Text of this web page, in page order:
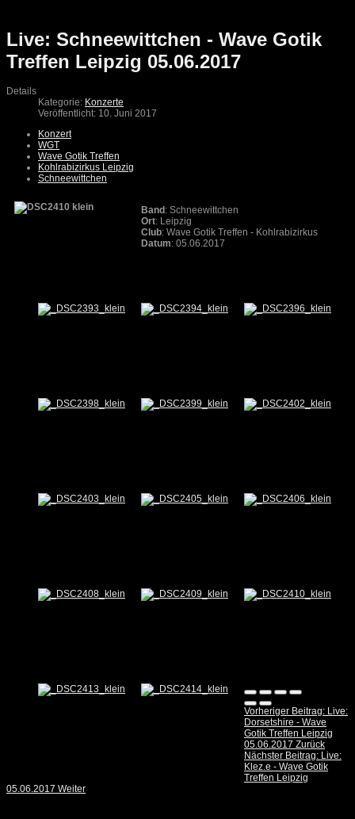
Live: Schneewittchen - Wave Gotik
Treffen Leipzig 05.06.2017
Details
Kategorie: Konzerte
Veröffentlicht: 10. Juni 2017
Konzert
WGT
Wave Gotik Treffen
Kohlrabizirkus Leipzig
Schneewittchen
Band : Schneewittchen
Ort: Leipzig
Club: Wave Gotik Treffen - Kohlrabizirkus
Datum: 05.06.2017
Vorheriger Beitrag: Live:
Dorsetshire - Wave
Gotik Treffen Leipzig
05.06.2017 Zurück
Nächster Beitrag: Live:
Klez.e - Wave Gotik
Treffen Leipzig
05.06.2017 Weiter